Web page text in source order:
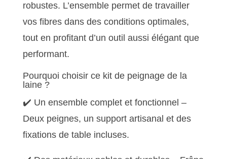
robustes. L’ensemble permet de travailler
vos fibres dans des conditions optimales,
tout en profitant d’un outil aussi élégant que
performant.
Pourquoi choisir ce kit de peignage de la
laine ?
✔️ Un ensemble complet et fonctionnel –
Deux peignes, un support artisanal et des
fixations de table incluses.